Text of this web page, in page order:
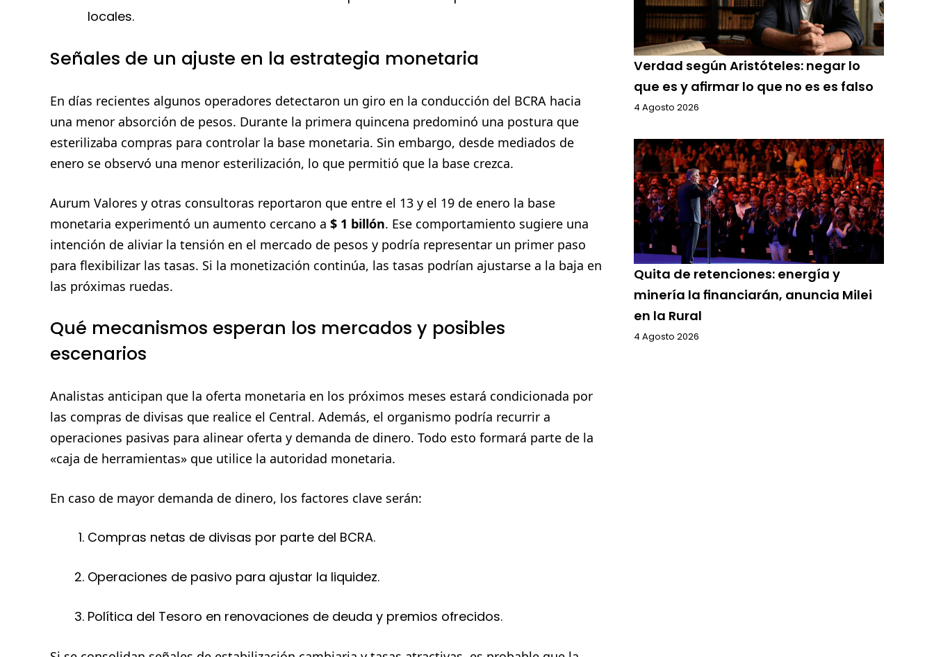
locales.
Señales de un ajuste en la estrategia monetaria
En días recientes algunos operadores detectaron un giro en la conducción del BCRA hacia
una menor absorción de pesos. Durante la primera quincena predominó una postura que
esterilizaba compras para controlar la base monetaria. Sin embargo, desde mediados de
enero se observó una menor esterilización, lo que permitió que la base crezca.
Aurum Valores y otras consultoras reportaron que entre el 13 y el 19 de enero la base
monetaria experimentó un aumento cercano a $ 1 billón. Ese comportamiento sugiere una
intención de aliviar la tensión en el mercado de pesos y podría representar un primer paso
para flexibilizar las tasas. Si la monetización continúa, las tasas podrían ajustarse a la baja en
las próximas ruedas.
Qué mecanismos esperan los mercados y posibles
escenarios
Analistas anticipan que la oferta monetaria en los próximos meses estará condicionada por
las compras de divisas que realice el Central. Además, el organismo podría recurrir a
operaciones pasivas para alinear oferta y demanda de dinero. Todo esto formará parte de la
«caja de herramientas» que utilice la autoridad monetaria.
En caso de mayor demanda de dinero, los factores clave serán:
Compras netas de divisas por parte del BCRA.
Operaciones de pasivo para ajustar la liquidez.
Política del Tesoro en renovaciones de deuda y premios ofrecidos.
Verdad según Aristóteles: negar lo
que es y afirmar lo que no es es falso
4 Agosto 2026
Quita de retenciones: energía y
minería la financiarán, anuncia Milei
en la Rural
4 Agosto 2026